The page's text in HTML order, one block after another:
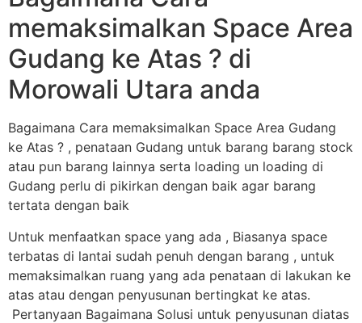
memaksimalkan Space Area
Gudang ke Atas ? di
Morowali Utara anda
Bagaimana Cara memaksimalkan Space Area Gudang
ke Atas ? , penataan Gudang untuk barang barang stock
atau pun barang lainnya serta loading un loading di
Gudang perlu di pikirkan dengan baik agar barang
tertata dengan baik
Untuk menfaatkan space yang ada , Biasanya space
terbatas di lantai sudah penuh dengan barang , untuk
memaksimalkan ruang yang ada penataan di lakukan ke
atas atau dengan penyusunan bertingkat ke atas.
Pertanyaan Bagaimana Solusi untuk penyusunan diatas